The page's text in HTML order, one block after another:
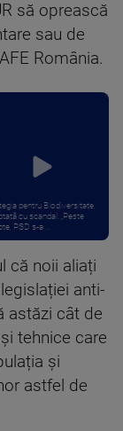
să oprească
sau de
România.
pentru Biodiversitate,
cu scandal. „Peste
PSD s-a ...
că noii aliați
anti-
astăzi cât de
tehnice care
și
astfel de